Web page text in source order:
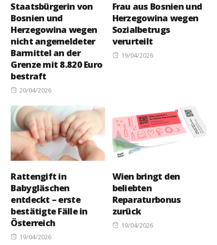
Staatsbürgerin von
Bosnien und
Herzegowina wegen
nicht angemeldeter
Barmittel an der
Grenze mit 8.820 Euro
bestraft
Posted
20/04/2026
Frau aus Bosnien und
Herzegowina wegen
Sozialbetrugs
verurteilt
Posted
19/04/2026
Rattengift in
Babygläschen
entdeckt – erste
bestätigte Fälle in
Österreich
Posted
19/04/2026
Wien bringt den
beliebten
Reparaturbonus
zurück
Posted
19/04/2026